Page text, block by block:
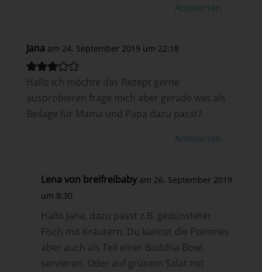
Antworten
Jana am 24. September 2019 um 22:18
Hallo ich möchte das Rezept gerne
ausprobieren frage mich aber gerade was als
Beilage für Mama und Papa dazu passt?
Antworten
Lena von breifreibaby am 26. September 2019
um 8:30
Hallo Jana, dazu passt z.B. gedünsteter
Fisch mit Kräutern. Du kannst die Pommes
aber auch als Teil einer Buddha Bowl
servieren. Oder auf grünem Salat mit